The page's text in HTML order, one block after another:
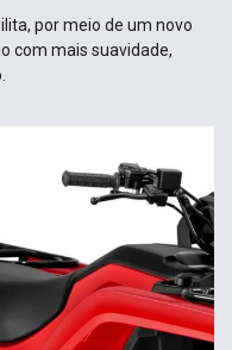
por meio de um novo
com mais suavidade,